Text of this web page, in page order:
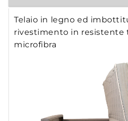
Telaio in legno ed
rivestimento in resistente
microfibra